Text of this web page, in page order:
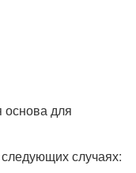
для
случаях: